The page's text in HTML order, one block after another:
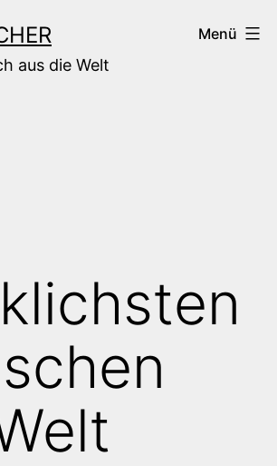
aus die Welt
Menü